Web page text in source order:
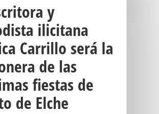
y
ilicitana
Carrillo será la
de las
fiestas de
de Elche